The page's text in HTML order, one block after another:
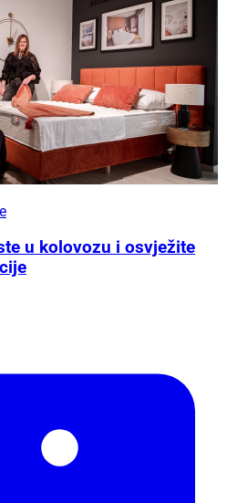
u kolovozu i osvježite